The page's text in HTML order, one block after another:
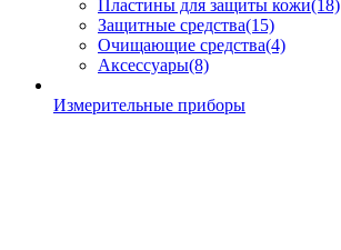
Пластины для защиты кожи(18)
Защитные средства(15)
Очищающие средства(4)
Аксессуары(8)
Измерительные приборы